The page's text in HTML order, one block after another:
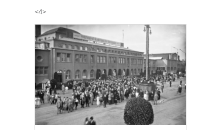
<4>